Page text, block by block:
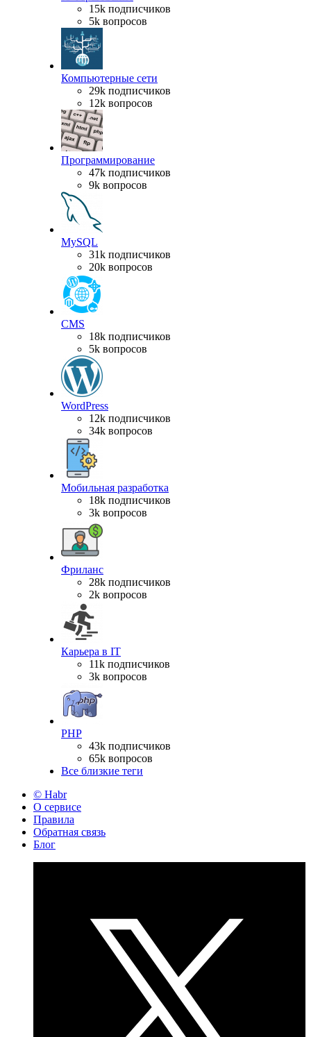
15k подписчиков
5k вопросов
Компьютерные сети
29k подписчиков
12k вопросов
Программирование
47k подписчиков
9k вопросов
MySQL
31k подписчиков
20k вопросов
CMS
18k подписчиков
5k вопросов
WordPress
12k подписчиков
34k вопросов
Мобильная разработка
18k подписчиков
3k вопросов
Фриланс
28k подписчиков
2k вопросов
Карьера в IT
11k подписчиков
3k вопросов
PHP
43k подписчиков
65k вопросов
Все близкие теги
© Habr
О сервисе
Правила
Обратная связь
Блог